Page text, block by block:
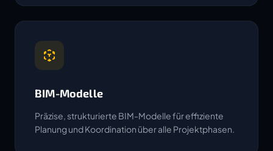
BIM-Modelle
Präzise, strukturierte BIM-Modelle für effiziente
Planung und Koordination über alle Projektphasen.